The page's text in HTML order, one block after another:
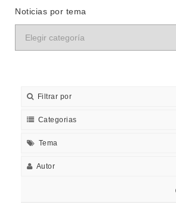
Noticias por tema
Filtrar por
Categorias
Tema
Autor